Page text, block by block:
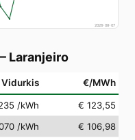
2026-08-07
Laranjeiro
Vidurkis €/MWh
/kWh
€ 123,55
/kWh
€ 106,98